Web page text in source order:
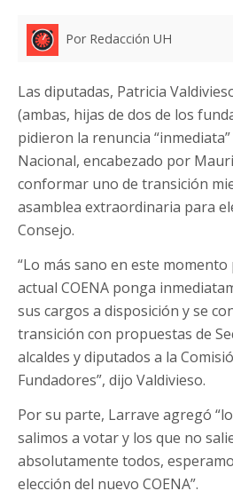
Por Redacción UH
Las diputadas, Patricia
(ambas, hijas de dos de los
pidieron la renuncia
Nacional, encabezado por
conformar uno de transición
asamblea extraordinaria para
Consejo.
“Lo más sano en este momento
actual COENA ponga
sus cargos a disposición y se
transición con propuestas de
alcaldes y diputados a la
Fundadores”, dijo Valdivieso.
Por su parte, Larrave agregó
salimos a votar y los que no
absolutamente todos,
elección del nuevo COENA”.